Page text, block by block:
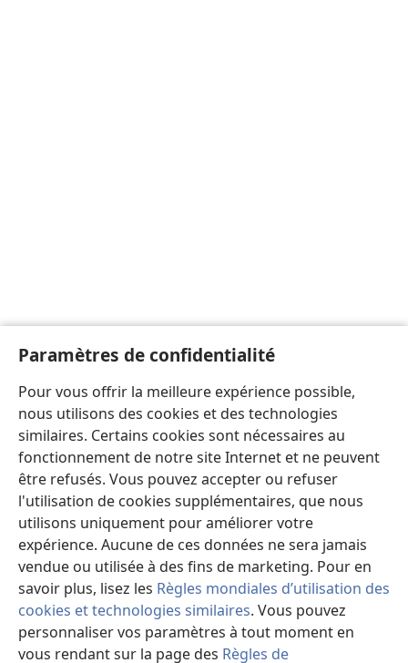
Paramètres de confidentialité
Pour vous offrir la meilleure expérience possible,
nous utilisons des cookies et des technologies
similaires. Certains cookies sont nécessaires au
fonctionnement de notre site Internet et ne peuvent
être refusés. Vous pouvez accepter ou refuser
l'utilisation de cookies supplémentaires, que nous
utilisons uniquement pour améliorer votre
expérience. Aucune de ces données ne sera jamais
vendue ou utilisée à des fins de marketing. Pour en
savoir plus, lisez les Règles mondiales d’utilisation des
cookies et technologies similaires. Vous pouvez
personnaliser vos paramètres à tout moment en
vous rendant sur la page des Règles de